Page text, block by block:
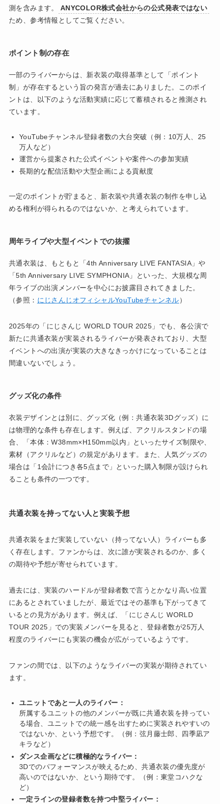
測を含みます。
ANYCOLOR株式会社からの公式発表ではない
ため、参考情報としてご覧ください。
ポイント制の存在
一部のライバーからは、新衣装の取得基準として「ポイント
制」が存在するという旨の発言が過去にありました。このポイ
ントは、以下のような活動実績に応じて蓄積されると推測され
ています。
YouTubeチャンネル登録者数の大台突破（例：10万人、25
万人など）
運営から提案された公式イベントや案件への参加実績
長期的な配信活動や大型企画による貢献度
一定のポイントが貯まると、新衣装や共通衣装の制作を申し込
める権利が得られるのではないか、と考えられています。
周年ライブや大型イベントでの抜擢
共通衣装は、もともと「4th Anniversary LIVE FANTASIA」や
「5th Anniversary LIVE SYMPHONIA」といった、大規模な周
年ライブの出演メンバーを中心にお披露目されてきました。
（参照： にじさんじオフィシャルYouTubeチャンネル）
2025年の「にじさんじ WORLD TOUR 2025」でも、各公演で
新たに共通衣装が実装されるライバーが発表されており、大型
イベントへの出演が実装の大きなきっかけになっていることは
間違いないでしょう。
グッズ化の条件
衣装デザインとは別に、グッズ化（例：共通衣装3Dグッズ）に
は物理的な条件も存在します。例えば、アクリルスタンドの場
合、「本体：W38mm×H150mm以内」といったサイズ制限や、
素材（アクリルなど）の規定があります。また、人気グッズの
場合は「1会計につき各5点まで」といった購入制限が設けられ
ることも条件の一つです。
共通衣装を持ってない人と実装予想
共通衣装をまだ実装していない（持ってない人）ライバーも多
く存在します。ファンからは、次に誰が実装されるのか、多く
の期待や予想が寄せられています。
過去には、実装のハードルが登録者数で言うとかなり高い位置
にあるとされていましたが、最近ではその基準も下がってきて
いるとの見方があります。例えば、「にじさんじ WORLD
TOUR 2025」での実装メンバーを見ると、登録者数が25万人
程度のライバーにも実装の機会が広がっているようです。
ファンの間では、以下のようなライバーの実装が期待されてい
ます。
ユニットであと一人のライバー：
所属するユニットの他のメンバーが既に共通衣装を持ってい
る場合、ユニットでの統一感を出すために実装されやすいの
ではないか、という予想です。（例：弦月藤士郎、四季凪ア
キラなど）
ダンス企画などに積極的なライバー：
3Dでのパフォーマンスが映えるため、共通衣装の優先度が
高いのではないか、という期待です。（例：東堂コハクな
ど）
一定ラインの登録者数を持つ中堅ライバー：